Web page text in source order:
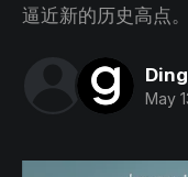
逼近新的历史高点。
May